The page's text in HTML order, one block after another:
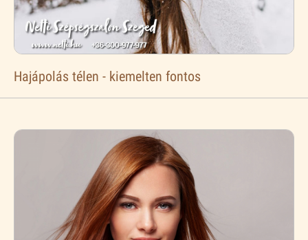
Hajápolás télen - kiemelten fontos